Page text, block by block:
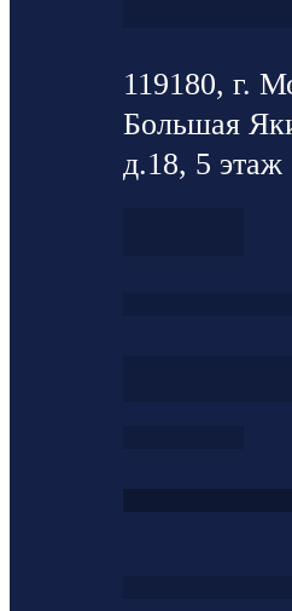
119180, г.
Большая
д.18, 5 этаж